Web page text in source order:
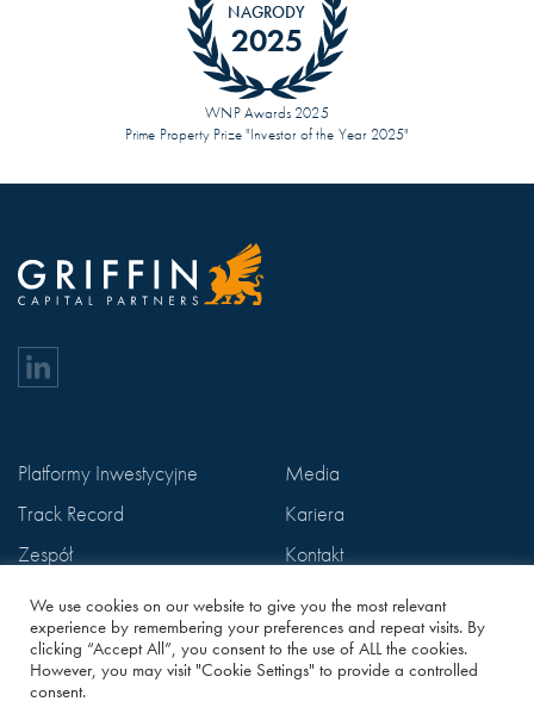
We use cookies on our website to give you the most relevant
experience by remembering your preferences and repeat visits. By
clicking “Accept All”, you consent to the use of ALL the cookies.
However, you may visit "Cookie Settings" to provide a controlled
consent.
WNP Awards 2025
NAGRODY
2025
Prime Property Prize "Investor of the Year 2025"
Platformy Inwestycyjne
Track Record
Zespół
ESG
Media
Kariera
Kontakt
Polityka Prywatności